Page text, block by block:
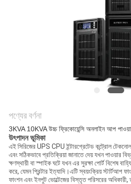
পণ্যের বর্ণনা
3KVA 10KVA উচ্চ ফ্রিকোয়েন্সি অনলাইন আপ
উৎপাদন ভূমিকা
এই সিরিজের UPS CPU ইন্টারগ্রেটেড কন্ট্রোল
এবং সঠিকভাবে প্রতিক্রিয়া জানাতে দেয় যখন পাওয়ার
ক্ষণস্থায়ী বা স্পাইক ঘটে যখন এর সুরক্ষা পোর্ট বিশেষ
করে, যেমন প্রিন্টার ইত্যাদি।এটি স্বয়ংক্রিয় স্টার্টআপ
ফাংশন এবং ইনপুট ভোল্টেজের বিস্তৃত পরিসরের